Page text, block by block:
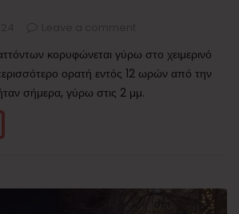
κορυφώνεται γύρω στο χειμερινό
ορατή εντός 12 ωρών από την
σήμερα, γύρω στις 2 μμ.